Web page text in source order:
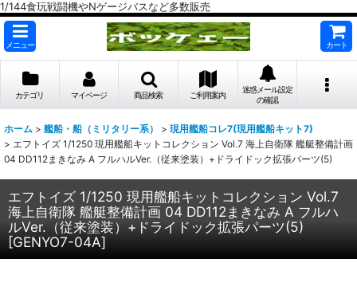
1/144食玩戦闘機やNゲージバスなど多数販売
メニュー カート
カテゴリ マイページ 商品検索 ご利用案内
迷惑メール設定
の確認
ホーム > 艦船・船（ミリタリー系） > 現用艦船コレ7(現用艦船キット7)
> エフトイズ 1/1250 現用艦船キットコレクション Vol.7 海上自衛隊 艦艇整備計画
04 DD112まきなみ A フルハルVer.（従来塗装）+ドライドック拡張パーツ(5)
エフトイズ 1/1250 現用艦船キットコレクション Vol.7
海上自衛隊 艦艇整備計画 04 DD112まきなみ A フルハ
ルVer.（従来塗装）+ドライドック拡張パーツ(5)
[GENYO7-04A]